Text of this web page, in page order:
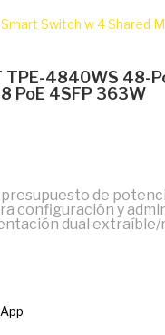
Switch w 4 Shared
TPE-4840WS
PoE 4SFP 363W
de
configuración y
dual